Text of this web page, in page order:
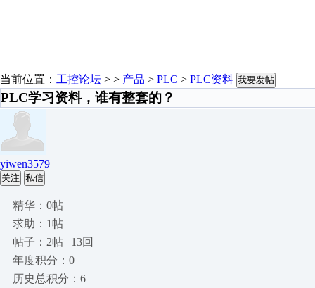
当前位置： 工控论坛 > > 产品 > PLC > PLC资料 我要发帖
PLC学习资料，谁有整套的？
yiwen3579
关注 私信
精华：0帖
求助：1帖
帖子：2帖 | 13回
年度积分：0
历史总积分：6